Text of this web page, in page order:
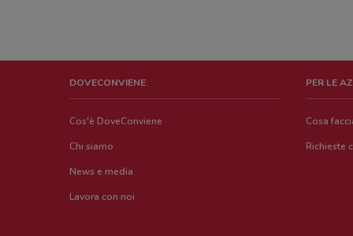
DOVECONVIENE
Cos'è DoveConviene
Chi siamo
News e media
Lavora con noi
PER LE
Cosa
Richieste